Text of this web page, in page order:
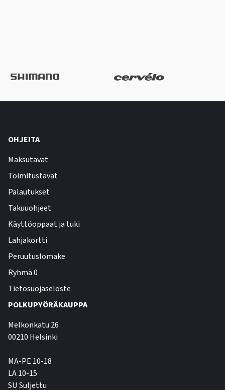
OHJEITA
Maksutavat
Toimitustavat
Palautukset
Takuuohjeet
Käyttöoppaat ja tuki
Lahjakortti
Peruutuslomake
Ryhmä 0
Tietosuojaseloste
POLKUPYÖRÄKAUPPA
Melkonkatu 26
00210 Helsinki
MA-PE 10-18
LA 10-15
SU Suljettu